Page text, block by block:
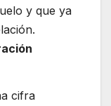
y que ya
cifra